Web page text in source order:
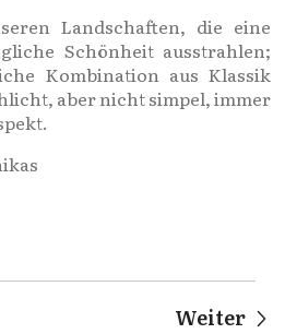
Landschaften, die eine
Schönheit ausstrahlen;
Kombination aus Klassik
aber nicht simpel, immer
Weiter